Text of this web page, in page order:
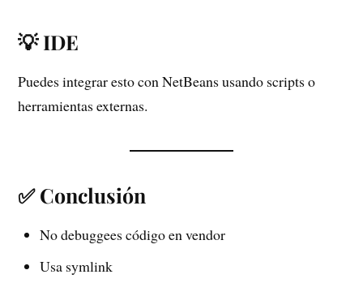
💡 IDE
Puedes integrar esto con NetBeans usando scripts o
herramientas externas.
✅ Conclusión
No debuggees código en vendor
Usa symlink